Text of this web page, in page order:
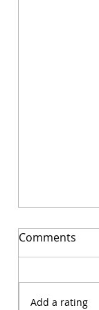
El secreto
Comments
Add a rating